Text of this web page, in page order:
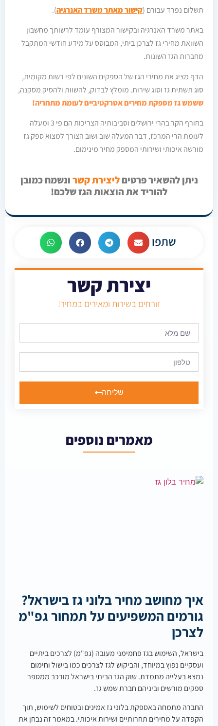
תשלום נפרד עבורם (קישור מאתר משרד האנרגיה).
באתר משרד האנרגיה ובקישור המצורף עומד לרשותך מחשבון
השוואת מחירי גז לצרכן ביתי, המבוסס על מידע חודשי המתקבל
מחברות הגז השונות.
הדף מציג את מחירי הגז של הספקים השונים לפי רשות מקומית,
סוג תשתית גז וסוג שירות. מומלץ לבדוק, להשוות ולהסיק מסקנה,
ששמש גז מספקת מחירים אטרקטיביים לעומת מתחריה!
בחורף הקר בהרי ירושלים וסביבותיה הצריכות הם פי 3 ומעלה
לעומת הרי המרכז, דבר המעלה שוב ושוב הצורך למצוא ספק גז
מורשה איכותי ושירותי המספק מחיר מינימום.
ניתן להשאיר פרטיםליצירת קשרונשמח כמובן
להוריד את הוצאות הגז שלכם!
שתפו
יצירת קשר
זורחים בשירות ומאירים במחיר!
שליחה
מאמרים נוספים
איך מחושב מחיר בלוני גז בישראל?
גורמים המשפיעים על תמחור גפ"מ
לצרכן
בישראל, השימוש בגז פחמימני מעובה (גפ"מ) לצרכים ביתיים
ועסקיים נפוץ במיוחד, והביקוש לגז לצרכים כמו בישול וחימום
נמצא בעלייה מתמדת. שוק הגז הביתי בישראל מורכב ממספר
ספקים מורשים וביניהם חברת שמש גז.
החברה מתמחה באספקת בלוני גז אמינים ובטוחים לשימוש, תוך
הקפדה על מחירים תחרותיים ושירות איכותי. במאמר זה נבחן את